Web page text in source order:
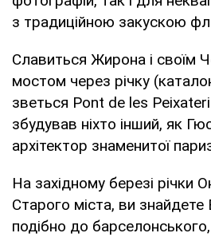
з традиційною закускою
Славиться Жирона і своїм
мостом через річку
зветься Pont de les
збудував ніхто інший, як
архітектор знаменитої
На західному березі річки
Старого міста, ви
подібно до барселонського,